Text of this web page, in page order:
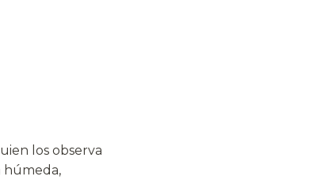
los observa
húmeda,